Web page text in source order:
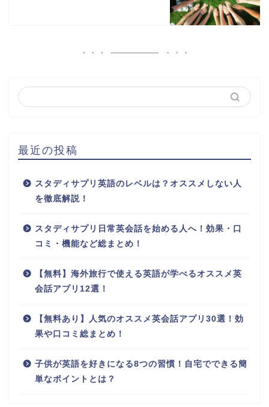
最近の投稿
スタディサプリ英語のレベルは？オススメしない人
を徹底解説！
スタディサプリ日常英会話を始める人へ！効果・口
コミ・機能など総まとめ！
【無料】海外旅行で使える英語が学べるオススメ英
会話アプリ12選！
【無料あり】人気のオススメ英会話アプリ30選！効
果や口コミ総まとめ！
子供が英語を好きになる8つの習慣！自宅でできる簡
単なポイントとは？